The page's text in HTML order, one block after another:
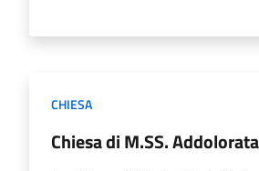
CHIESA
Chiesa di M.SS. Addolorata